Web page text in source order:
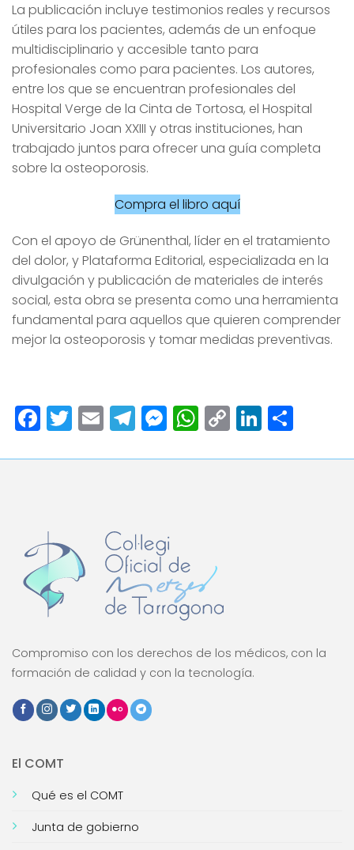
La publicación incluye testimonios reales y recursos
útiles para los pacientes, además de un enfoque
multidisciplinario y accesible tanto para
profesionales como para pacientes. Los autores,
entre los que se encuentran profesionales del
Hospital Verge de la Cinta de Tortosa, el Hospital
Universitario Joan XXIII y otras instituciones, han
trabajado juntos para ofrecer una guía completa
sobre la osteoporosis.
Compra el libro aquí
Con el apoyo de Grünenthal, líder en el tratamiento
del dolor, y Plataforma Editorial, especializada en la
divulgación y publicación de materiales de interés
social, esta obra se presenta como una herramienta
fundamental para aquellos que quieren comprender
mejor la osteoporosis y tomar medidas preventivas.
Facebook
Twitter
EmailTelegram
Messenger
WhatsApp
Copy
Link
Compromiso con los derechos de los médicos, con la
formación de calidad y con la tecnología.
El COMT
Qué es el COMT
Junta de gobierno